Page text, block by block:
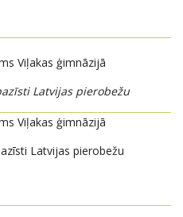
Viļakas ģimnāzijā
Latvijas pierobežu
Viļakas ģimnāzijā
Latvijas pierobežu